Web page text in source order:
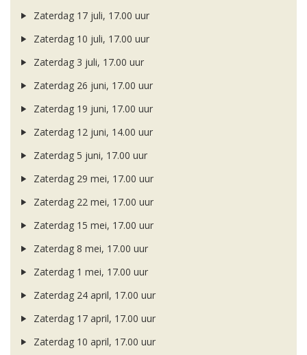
Zaterdag 17 juli, 17.00 uur
Zaterdag 10 juli, 17.00 uur
Zaterdag 3 juli, 17.00 uur
Zaterdag 26 juni, 17.00 uur
Zaterdag 19 juni, 17.00 uur
Zaterdag 12 juni, 14.00 uur
Zaterdag 5 juni, 17.00 uur
Zaterdag 29 mei, 17.00 uur
Zaterdag 22 mei, 17.00 uur
Zaterdag 15 mei, 17.00 uur
Zaterdag 8 mei, 17.00 uur
Zaterdag 1 mei, 17.00 uur
Zaterdag 24 april, 17.00 uur
Zaterdag 17 april, 17.00 uur
Zaterdag 10 april, 17.00 uur